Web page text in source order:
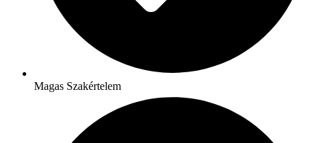
Magas Szakértelem